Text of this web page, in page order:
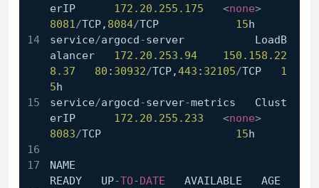
erIP 172.20 .255 .175 <none>
8081/TCP, 8084/TCP 15h
service/argocd-server           LoadB
alancer 172.20 .253 .94 150.158 .22
8 .37 80 : 30932/TCP,443 : 32105/TCP 1
5h
service/argocd-server-metrics   Clust
erIP 172.20 .255 .233 <none>
8083/TCP 15h
NAME
READY   UP-TO-DATE
   AVAILABLE   AGE